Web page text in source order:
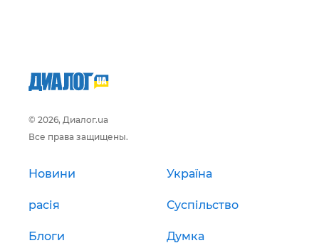
© 2026, Диалог.ua
Все права защищены.
Новини Україна
расія Суспільство
Блоги Думка